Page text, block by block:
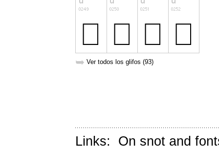
➥ Ver todos los glifos (93)
Links: On snot and